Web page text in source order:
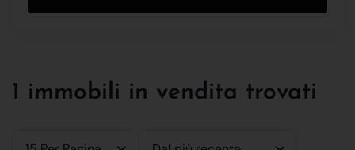
1 immobili in vendita trovati